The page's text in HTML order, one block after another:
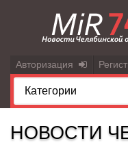
Авторизация
НОВОСТИ